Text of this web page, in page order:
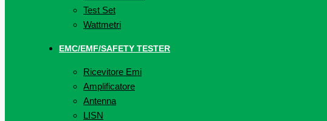
Test Set
Wattmetri
EMC/EMF/SAFETY TESTER
Ricevitore Emi
Amplificatore
Antenna
LISN